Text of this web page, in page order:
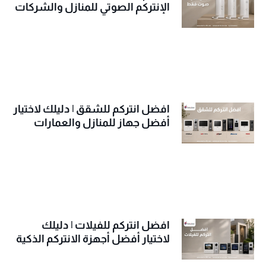
الإنتركم الصوتي للمنازل والشركات
افضل انتركم للشقق | دليلك لاختيار
أفضل جهاز للمنازل والعمارات
افضل انتركم للفيلات | دليلك
لاختيار أفضل أجهزة الانتركم الذكية